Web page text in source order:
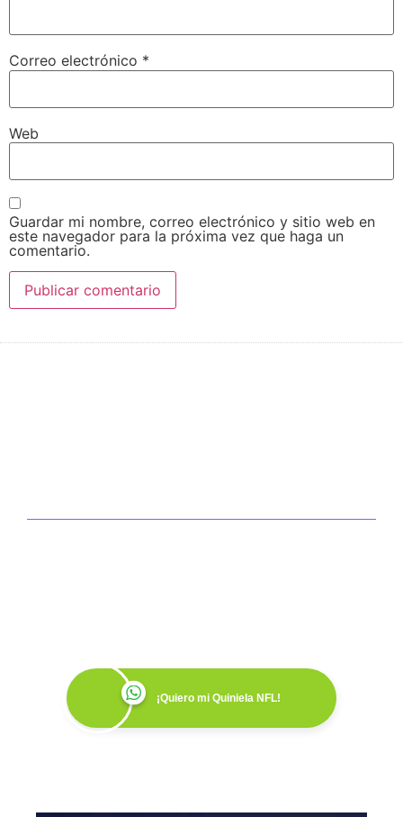
Correo electrónico *
Web
Guardar mi nombre, correo electrónico y sitio web en
este navegador para la próxima vez que haga un
comentario.
¡Quiero mi Quiniela NFL!